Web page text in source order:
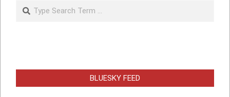
Search
BLUESKY FEED